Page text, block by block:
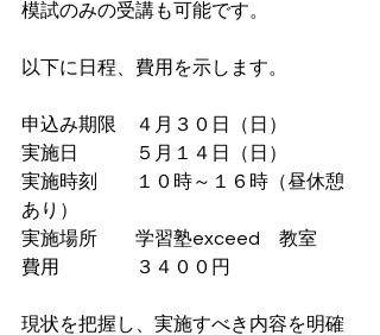
模試のみの受講も可能です。
以下に日程、費用を示します。
申込み期限　４月３０日（日）
実施日　　　５月１４日（日）
実施時刻　　１０時～１６時（昼休憩
あり）
実施場所　　学習塾exceed　教室
費用　　　　３４００円
現状を把握し、実施すべき内容を明確